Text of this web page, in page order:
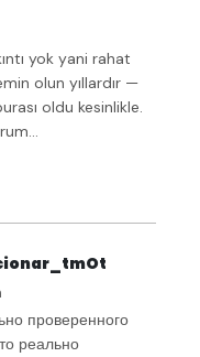
yok yani rahat
olun yıllardır —
oldu kesinlikle.
проверенного
реально